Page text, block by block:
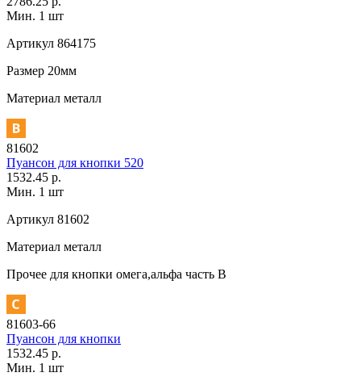
Мин. 1 шт
Артикул 864175
Размер 20мм
Материал металл
81602
Пуансон для кнопки 520
1532.45 р.
Мин. 1 шт
Артикул 81602
Материал металл
Прочее для кнопки омега,альфа часть В
81603-66
Пуансон для кнопки
1532.45 р.
Мин. 1 шт